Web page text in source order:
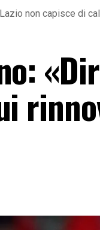
non capisce di